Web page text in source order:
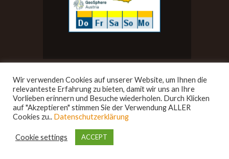
Impressum||Datenschutz
bigfoot-design.at
rights reserved.
Wir verwenden Cookies auf unserer Website, um Ihnen die
relevanteste Erfahrung zu bieten, damit wir uns an Ihre
Vorlieben erinnern und Besuche wiederholen. Durch Klicken
auf "Akzeptieren" stimmen Sie der Verwendung ALLER
Cookies zu.. Datenschutzerklärung
Cookie settings ACCEPT